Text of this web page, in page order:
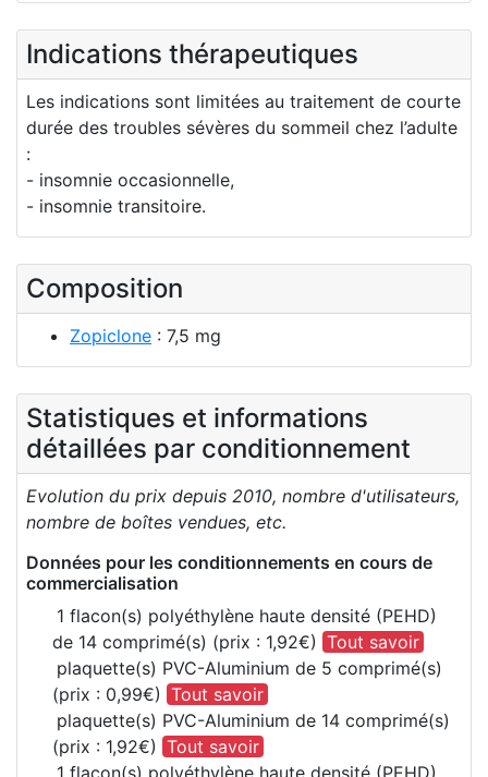
Indications thérapeutiques
Les indications sont limitées au traitement de courte
durée des troubles sévères du sommeil chez l’adulte
:
- insomnie occasionnelle,
- insomnie transitoire.
Composition
Zopiclone : 7,5 mg
Statistiques et informations
détaillées par conditionnement
Evolution du prix depuis 2010, nombre d'utilisateurs,
nombre de boîtes vendues, etc.
Données pour les conditionnements en cours de
commercialisation
1 flacon(s) polyéthylène haute densité (PEHD)
de 14 comprimé(s) (prix : 1,92€) Tout savoir
plaquette(s) PVC-Aluminium de 5 comprimé(s)
(prix : 0,99€) Tout savoir
plaquette(s) PVC-Aluminium de 14 comprimé(s)
(prix : 1,92€) Tout savoir
1 flacon(s) polyéthylène haute densité (PEHD)